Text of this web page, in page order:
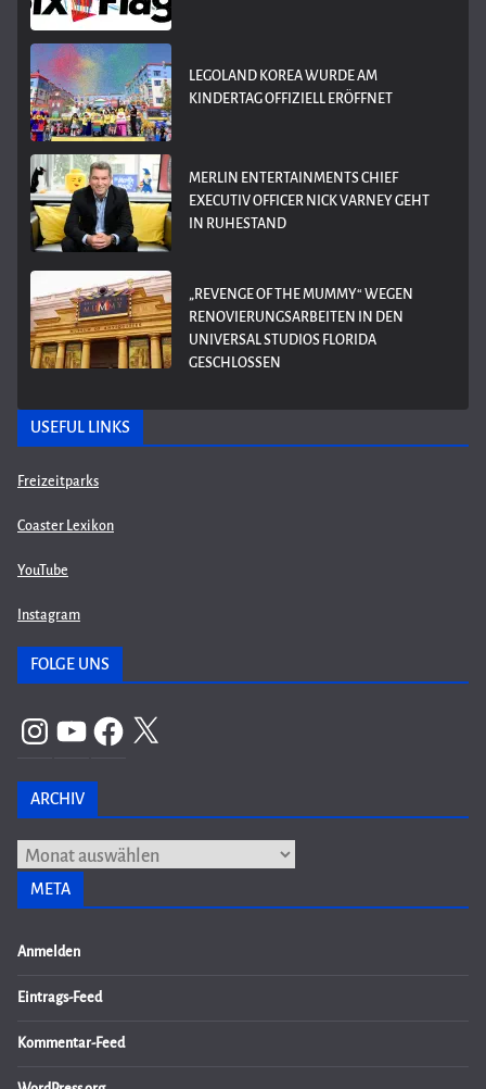
LEGOLAND KOREA WURDE AM
KINDERTAG OFFIZIELL ERÖFFNET
MERLIN ENTERTAINMENTS CHIEF
EXECUTIV OFFICER NICK VARNEY GEHT
IN RUHESTAND
„REVENGE OF THE MUMMY“ WEGEN
RENOVIERUNGSARBEITEN IN DEN
UNIVERSAL STUDIOS FLORIDA
GESCHLOSSEN
USEFUL LINKS
Freizeitparks
Coaster Lexikon
YouTube
Instagram
FOLGE UNS
InstagramYouTubeFacebook
X
ARCHIV
Archiv
META
Anmelden
Eintrags-Feed
Kommentar-Feed